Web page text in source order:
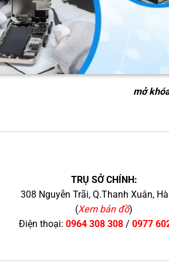
mở
TRỤ SỞ CHÍNH:
308 Nguyễn Trãi, Q.Thanh Xuân,
(Xem bản đồ)
Điện thoại: 0964 308 308/ 0977